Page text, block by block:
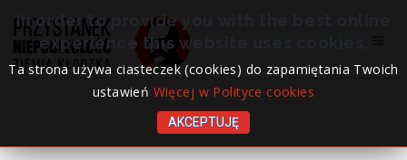
In order to provide you with the best online
experience this website uses cookies.
Ta strona używa ciasteczek (cookies) do zapamiętania Twoich
ustawień Więcej w Polityce cookies
AKCEPTUJĘ